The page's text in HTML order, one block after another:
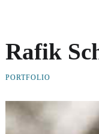
Rafik
PORTFOLIO